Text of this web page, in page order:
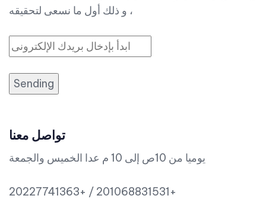
، و ذلك أول ما نسعى لتحقيقه
Sending
تواصل معنا
يوميا من 10ص إلى 10 م عدا الخميس والجمعة
20227741363+ / 201068831531+